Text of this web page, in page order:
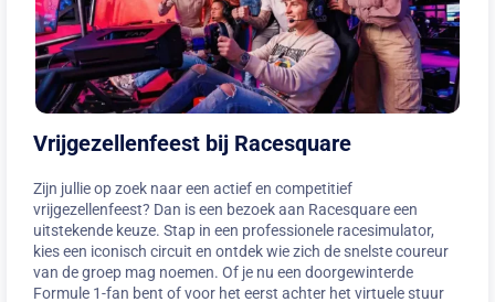
Vrijgezellenfeest bij Racesquare
Zijn jullie op zoek naar een actief en competitief
vrijgezellenfeest? Dan is een bezoek aan Racesquare een
uitstekende keuze. Stap in een professionele racesimulator,
kies een iconisch circuit en ontdek wie zich de snelste coureur
van de groep mag noemen. Of je nu een doorgewinterde
Formule 1-fan bent of voor het eerst achter het virtuele stuur